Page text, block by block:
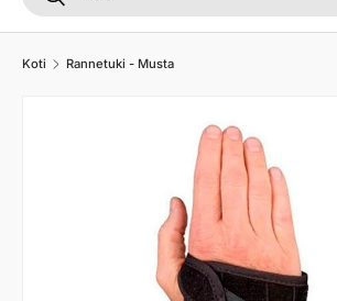
Koti Rannetuki - Musta